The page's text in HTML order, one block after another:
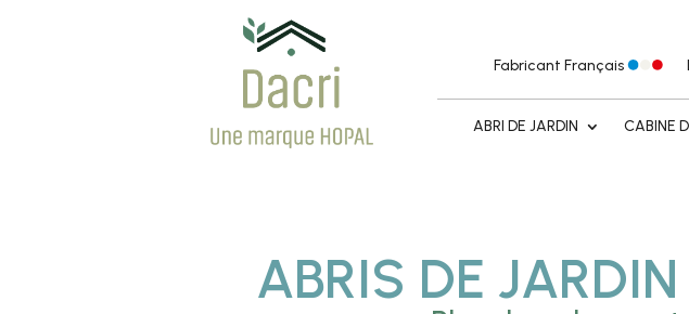
Fabricant Français
ABRI DE JARDIN CABINE
ABRIS DE